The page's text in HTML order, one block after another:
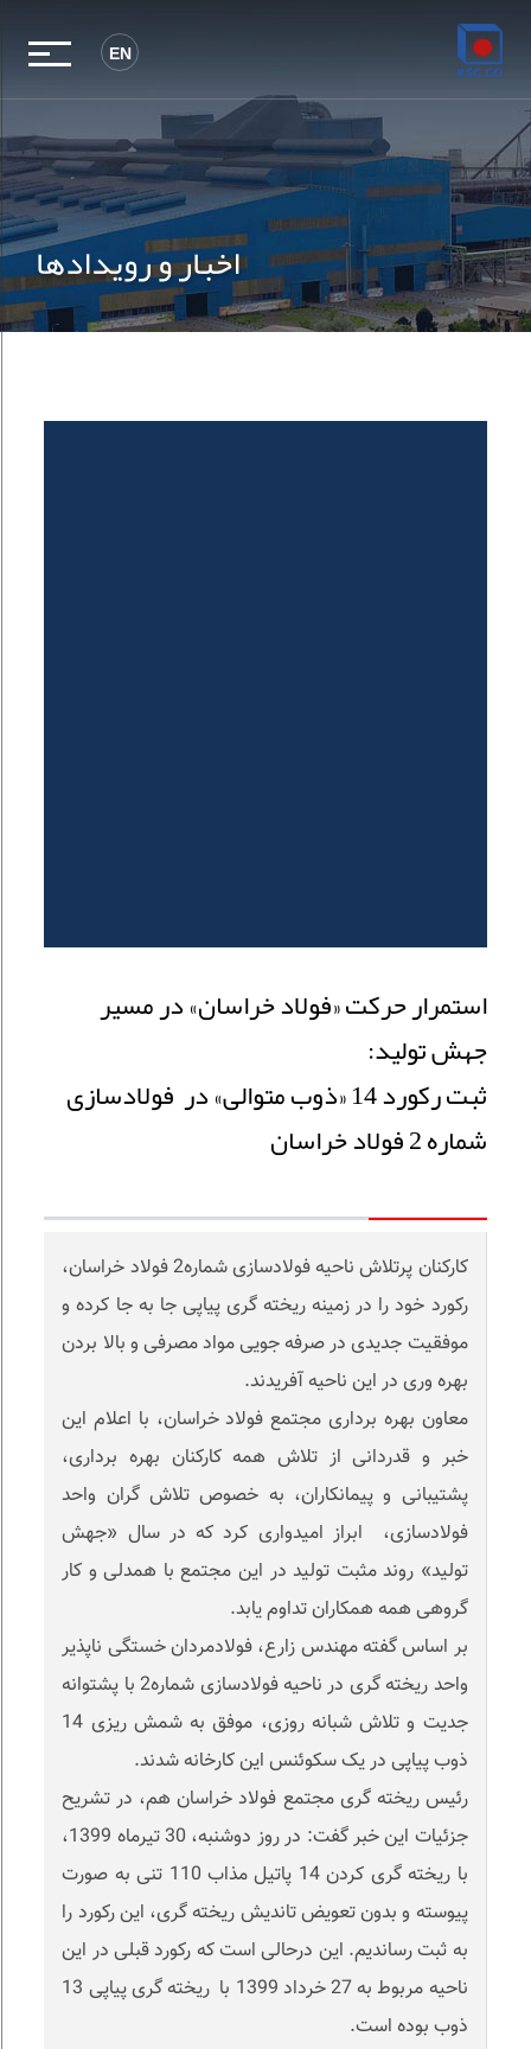
EN
اخبار و رویدادها
استمرار حرکت «فولاد خراسان» در مسیر
جهش تولید:
ثبت رکورد 14 «ذوب متوالی» در فولادسازی
شماره 2 فولاد خراسان
کارکنان پرتلاش ناحیه فولادسازی شماره2 فولاد خراسان،
رکورد خود را در زمینه ریخته گری پیاپی جا به جا کرده و
موفقیت جدیدی در صرفه جویی مواد مصرفی و بالا بردن
بهره وری در این ناحیه آفریدند.
معاون بهره برداری مجتمع فولاد خراسان، با اعلام این
خبر و قدردانی از تلاش همه کارکنان بهره برداری،
پشتیبانی و پیمانکاران، به خصوص تلاش گران واحد
فولادسازی، ابراز امیدواری کرد که در سال «جهش
تولید» روند مثبت تولید در این مجتمع با همدلی و کار
گروهی همه همکاران تداوم یابد.
بر اساس گفته مهندس زارع، فولادمردان خستگی ناپذیر
واحد ریخته گری در ناحیه فولادسازی شماره2 با پشتوانه
جدیت و تلاش شبانه روزی، موفق به شمش ریزی 14
ذوب پیاپی در یک سکوئنس این کارخانه شدند.
رئیس ریخته گری مجتمع فولاد خراسان هم، در تشریح
جزئیات این خبر گفت: در روز دوشنبه، 30 تیرماه 1399،
با ریخته گری کردن 14 پاتیل مذاب 110 تنی به صورت
پیوسته و بدون تعویض تاندیش ریخته گری، این رکورد را
به ثبت رساندیم. این درحالی است که رکورد قبلی در این
ناحیه مربوط به 27 خرداد 1399 با ریخته گری پیاپی 13
ذوب بوده است.